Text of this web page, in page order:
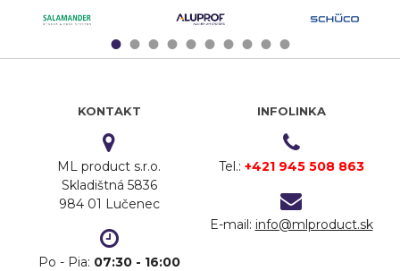
12345678910
KONTAKT
ML product s.r.o.
Skladištná 5836
984 01 Lučenec
Po - Pia: 07:30 - 16:00
INFOLINKA
Tel.: +421 945 508 863
E-mail: info@mlproduct.sk